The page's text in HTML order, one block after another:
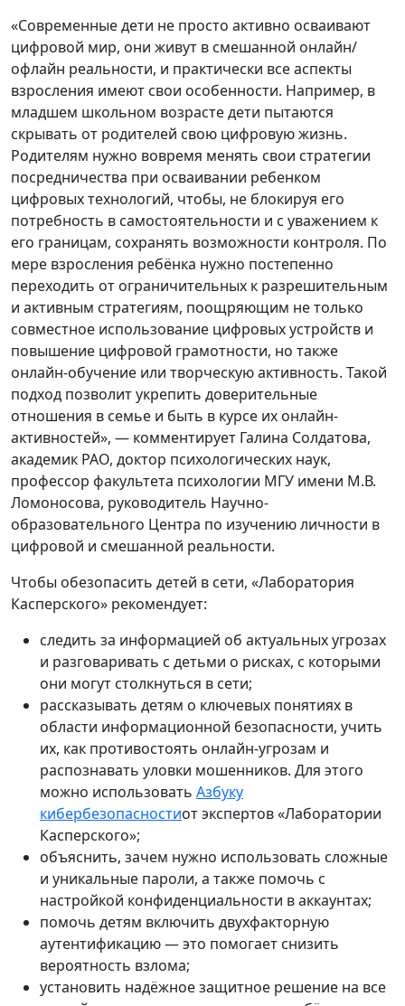
«Современные дети не просто активно осваивают
цифровой мир, они живут в смешанной онлайн/
офлайн реальности, и практически все аспекты
взросления имеют свои особенности. Например, в
младшем школьном возрасте дети пытаются
скрывать от родителей свою цифровую жизнь.
Родителям нужно вовремя менять свои стратегии
посредничества при осваивании ребенком
цифровых технологий, чтобы, не блокируя его
потребность в самостоятельности и с уважением к
его границам, сохранять возможности контроля. По
мере взросления ребёнка нужно постепенно
переходить от ограничительных к разрешительным
и активным стратегиям, поощряющим не только
совместное использование цифровых устройств и
повышение цифровой грамотности, но также
онлайн-обучение или творческую активность. Такой
подход позволит укрепить доверительные
отношения в семье и быть в курсе их онлайн-
активностей», — комментирует Галина Солдатова,
академик РАО, доктор психологических наук,
профессор факультета психологии МГУ имени М.В.
Ломоносова, руководитель Научно-
образовательного Центра по изучению личности в
цифровой и смешанной реальности.
Чтобы обезопасить детей в сети, «Лаборатория
Касперского» рекомендует:
следить за информацией об актуальных угрозах
и разговаривать с детьми о рисках, с которыми
они могут столкнуться в сети;
рассказывать детям о ключевых понятиях в
области информационной безопасности, учить
их, как противостоять онлайн-угрозам и
распознавать уловки мошенников. Для этого
можно использовать Азбуку
кибербезопасностиот экспертов «Лаборатории
Касперского»;
объяснить, зачем нужно использовать сложные
и уникальные пароли, а также помочь с
настройкой конфиденциальности в аккаунтах;
помочь детям включить двухфакторную
аутентификацию — это помогает снизить
вероятность взлома;
установить надёжное защитное решение на все